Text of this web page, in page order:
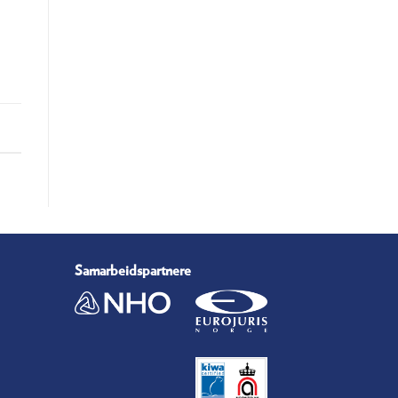
Samarbeidspartnere